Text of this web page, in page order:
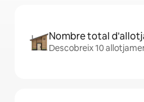
Nombre total
Descobreix 10